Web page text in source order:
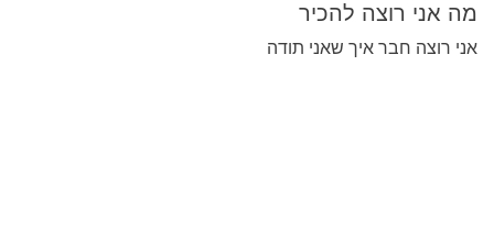
מה אני רוצה להכיר
אני רוצה חבר איך שאני תודה